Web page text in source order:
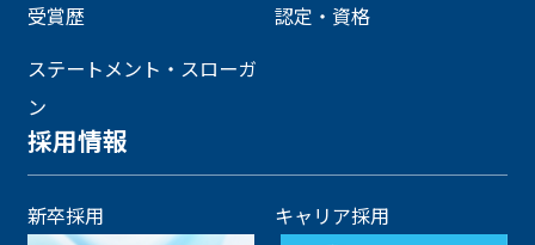
受賞歴
認定・資格
ステートメント・スローガ
ン
採用情報
新卒採用 キャリア採用